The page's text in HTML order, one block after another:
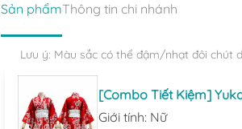
Sản phẩmThông tin chi nhánh
Lưu ý: Màu sắc có thể đậm/nhạt đôi chút
[Combo Tiết Kiệm]
Giới tính: Nữ